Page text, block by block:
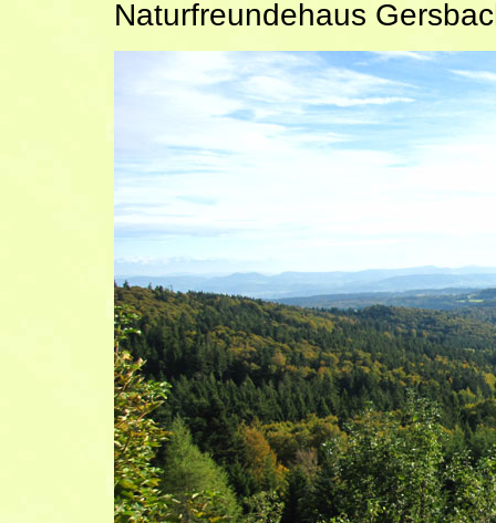
Naturfreundehaus